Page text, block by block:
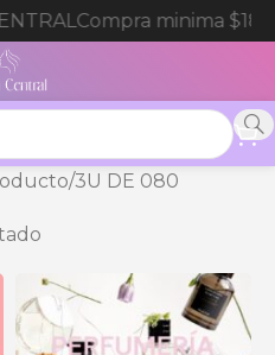
Compra minima
3U DE 080